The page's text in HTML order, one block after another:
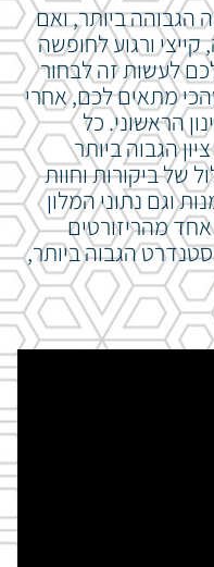
ביותר, ואם
ורגוע לחופשה
לעשות זה לבחור
מתאים לכם, אחרי
הראשוני. כל
הגבוה ביותר
של ביקורות וחוות
וגם נתוני המלון
מהריזורטים
הגבוה ביותר,